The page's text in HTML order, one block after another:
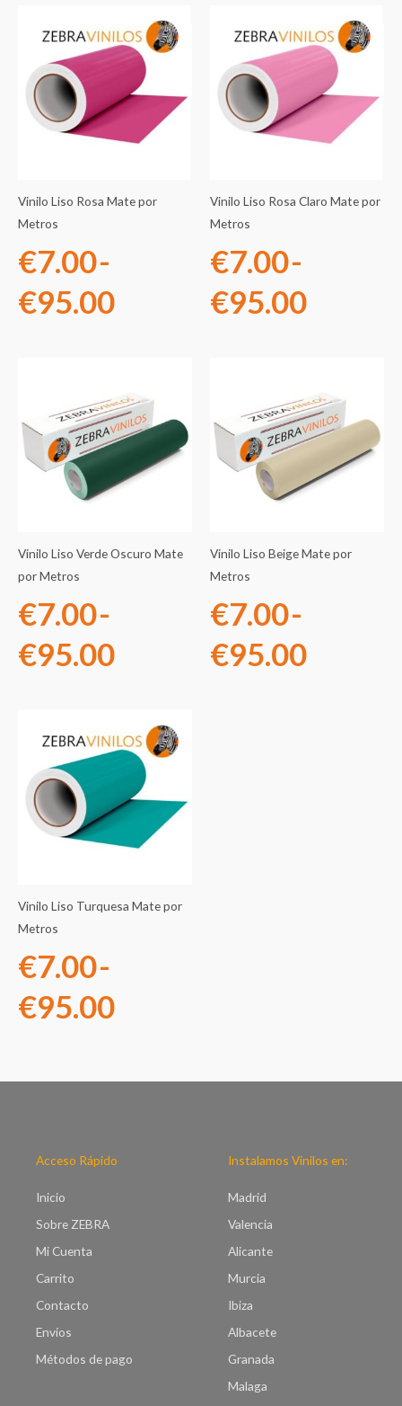
Vinilo Liso Rosa Mate por
Metros
€7.00-
€95.00
Rango
de
precios:
desde
Vinilo Liso Rosa Claro Mate por
Metros
€7.00-
€95.00
Rango
de
desde
Vinilo Liso Verde Oscuro Mate
por Metros
€7.00-
€95.00
de
precios:
desde
Vinilo Liso Beige Mate por
Metros
€7.00-
€95.00
de
desde
Vinilo Liso Turquesa Mate por
Metros
€7.00-
€95.00
Rango
de
precios:
desde
Acceso Rápido
Inicio
Sobre ZEBRA
Mi Cuenta
Carrito
Contacto
Envíos
Métodos de pago
Instalamos Vinilos en:
Madrid
Valencia
Alicante
Murcia
Ibiza
Albacete
Granada
Malaga